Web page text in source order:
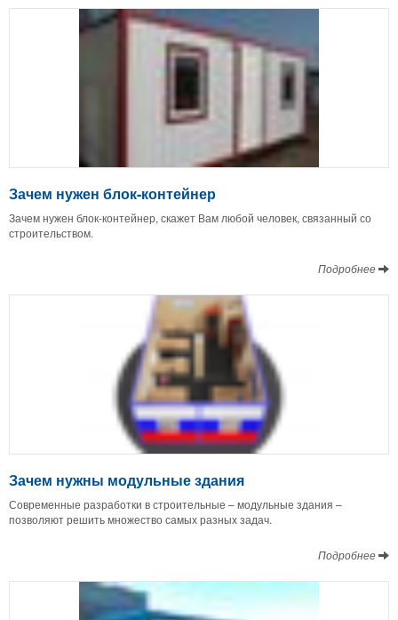
Зачем нужен блок-контейнер
Зачем нужен блок-контейнер, скажет Вам любой человек, связанный со
строительством.
Подробнее
Зачем нужны модульные здания
Современные разработки в строительные – модульные здания –
позволяют решить множество самых разных задач.
Подробнее